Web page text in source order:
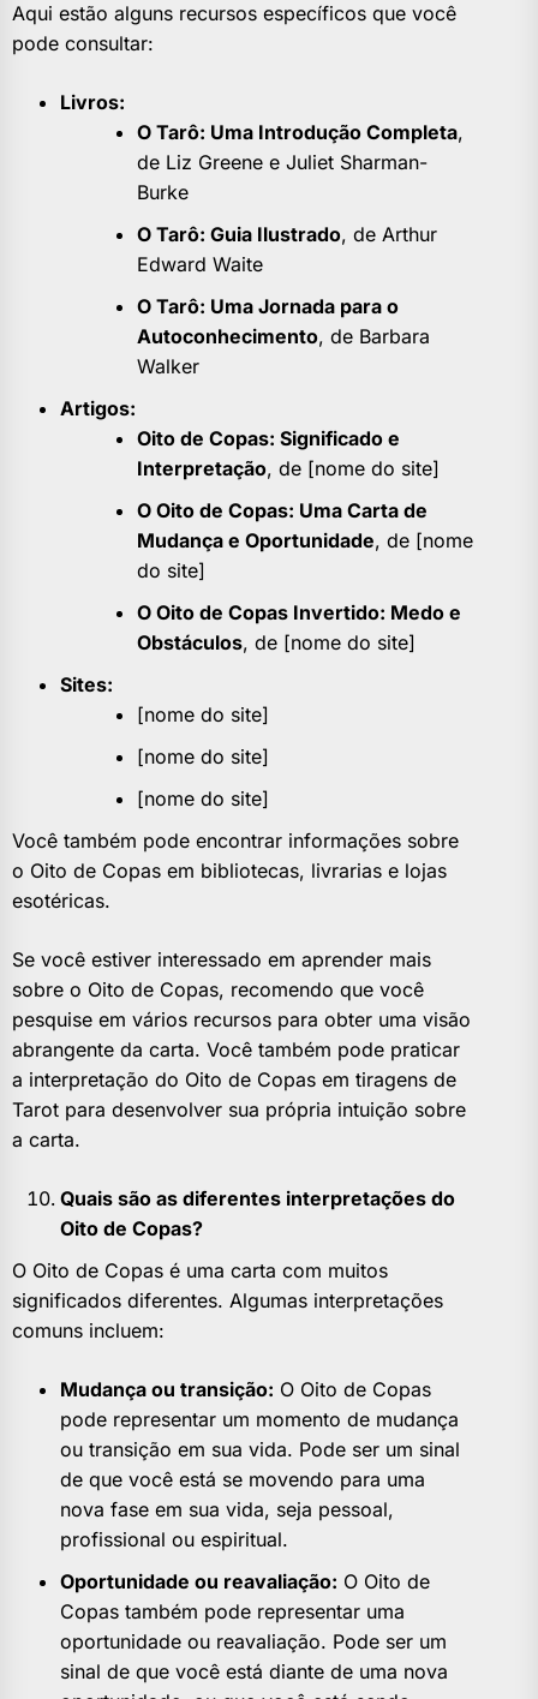
Aqui estão alguns recursos específicos que você
pode consultar:
Livros:
O Tarô: Uma Introdução Completa,
de Liz Greene e Juliet Sharman-
Burke
O Tarô: Guia Ilustrado, de Arthur
Edward Waite
O Tarô: Uma Jornada para o
Autoconhecimento, de Barbara
Walker
Artigos:
Oito de Copas: Significado e
Interpretação, de [nome do site]
O Oito de Copas: Uma Carta de
Mudança e Oportunidade, de [nome
do site]
O Oito de Copas Invertido: Medo e
Obstáculos, de [nome do site]
Sites:
[nome do site]
[nome do site]
[nome do site]
Você também pode encontrar informações sobre
o Oito de Copas em bibliotecas, livrarias e lojas
esotéricas.
Se você estiver interessado em aprender mais
sobre o Oito de Copas, recomendo que você
pesquise em vários recursos para obter uma visão
abrangente da carta. Você também pode praticar
a interpretação do Oito de Copas em tiragens de
Tarot para desenvolver sua própria intuição sobre
a carta.
Quais são as diferentes interpretações do
Oito de Copas?
O Oito de Copas é uma carta com muitos
significados diferentes. Algumas interpretações
comuns incluem:
Mudança ou transição: O Oito de Copas
pode representar um momento de mudança
ou transição em sua vida. Pode ser um sinal
de que você está se movendo para uma
nova fase em sua vida, seja pessoal,
profissional ou espiritual.
Oportunidade ou reavaliação: O Oito de
Copas também pode representar uma
oportunidade ou reavaliação. Pode ser um
sinal de que você está diante de uma nova